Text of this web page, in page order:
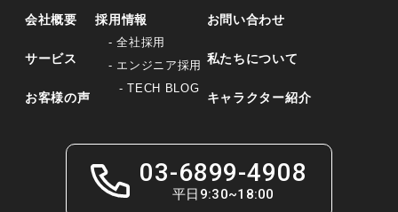
会社概要
サービス
お客様の声
採用情報
- 全社採用
- エンジニア採用
- TECH BLOG
お問い合わせ
私たちについて
キャラクター紹介
03-6899-4908
平日9:30~18:00